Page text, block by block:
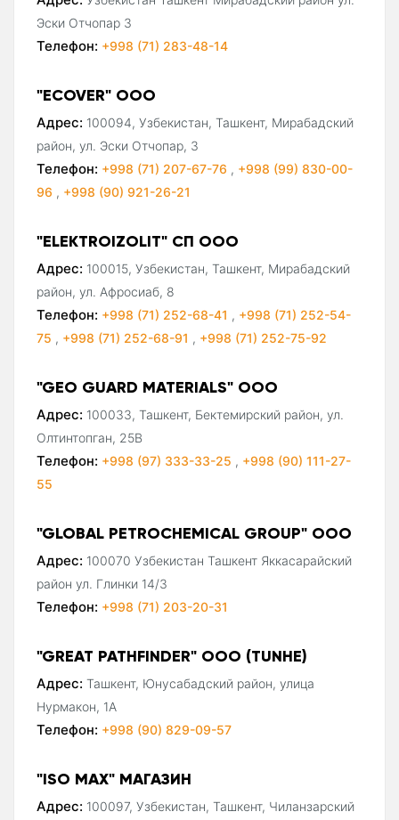
Эски Отчопар 3
Телефон: +998 (71) 283-48-14
"ECOVER" ООО
Адрес: 100094, Узбекистан, Ташкент, Мирабадский
район, ул. Эски Отчопар, 3
Телефон: +998 (71) 207-67-76 , +998 (99) 830-00-
96 , +998 (90) 921-26-21
"ELEKTROIZOLIT" СП ООО
Адрес: 100015, Узбекистан, Ташкент, Мирабадский
район, ул. Афросиаб, 8
Телефон: +998 (71) 252-68-41 , +998 (71) 252-54-
75 , +998 (71) 252-68-91 , +998 (71) 252-75-92
"GEO GUARD MATERIALS" ООО
Адрес: 100033, Ташкент, Бектемирский район, ул.
Олтинтопган, 25В
Телефон: +998 (97) 333-33-25 , +998 (90) 111-27-
55
"GLOBAL PETROCHEMICAL GROUP" ООО
Адрес: 100070 Узбекистан Ташкент Яккасарайский
район ул. Глинки 14/3
Телефон: +998 (71) 203-20-31
"GREAT PATHFINDER" ООО (TUNHE)
Адрес: Ташкент, Юнусабадский район, улица
Нурмакон, 1А
Телефон: +998 (90) 829-09-57
"ISO MAX" МАГАЗИН
Адрес: 100097, Узбекистан, Ташкент, Чиланзарский